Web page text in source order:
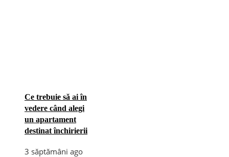
Ce trebuie să ai în
vedere când alegi
un apartament
destinat închirierii
3 săptămâni ago